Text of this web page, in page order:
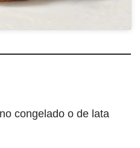
congelado o de lata